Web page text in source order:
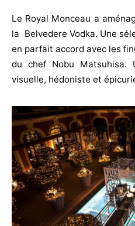
Le Royal Monceau a
la Belvedere Vodka. Une
en parfait accord avec les
du chef Nobu Matsuhisa.
visuelle, hédoniste et